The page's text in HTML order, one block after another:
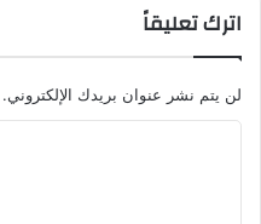
اترك تعليقاً
لن يتم نشر عنوان بريدك الإلكتروني.